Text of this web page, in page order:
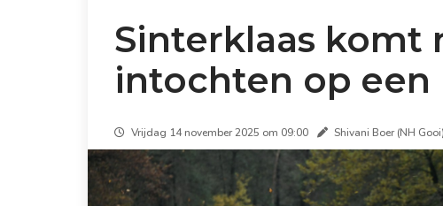
Sinterklaas komt
intochten op een
Vrijdag 14 november 2025 om 09:00 Shivani Boer (NH Gooi)